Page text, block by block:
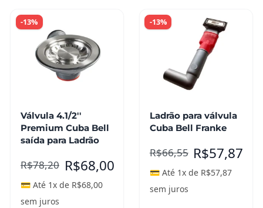
-13%
Válvula 4.1/2''
Premium Cuba Bell
saída para Ladrão
R$78,20 R$68,00
💳 Até 1x de R$68,00
sem juros
-13%
Ladrão para válvula
Cuba Bell Franke
R$66,55 R$57,87
💳 Até 1x de R$57,87
sem juros